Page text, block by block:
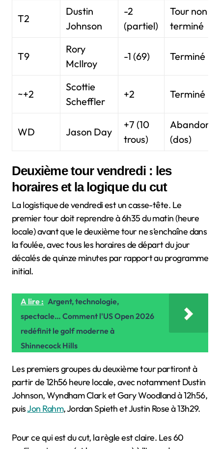
T2
Dustin
Johnson
-2
(partiel)
Tour non
terminé
T9
Rory
McIlroy
-1 (69) Terminé
~+2
Scottie
Scheffler
+2 Terminé
WD Jason Day
+7 (10
trous)
Abandon
(dos)
Deuxième tour vendredi : les
horaires et la logique du cut
La logistique de vendredi est un casse-tête. Le
premier tour doit reprendre à 6h35 du matin (heure
locale) avant que le deuxième tour ne s’enchaîne dans
la foulée, avec tous les horaires de départ du jour
décalés de quinze minutes par rapport au programme
initial.
A lire : Argent, technologie,
spectacle… Comment l'US Open 2026
redéfinit le golf moderne à
Shinnecock Hills
Les premiers groupes du deuxième tour partiront à
partir de 12h56 heure locale, avec notamment Dustin
Johnson, Wyndham Clark et Gary Woodland à 12h56,
puisJon Rahm, Jordan Spieth et Justin Rose à 13h29.
Pour ce qui est du cut, la règle est claire. Les 60